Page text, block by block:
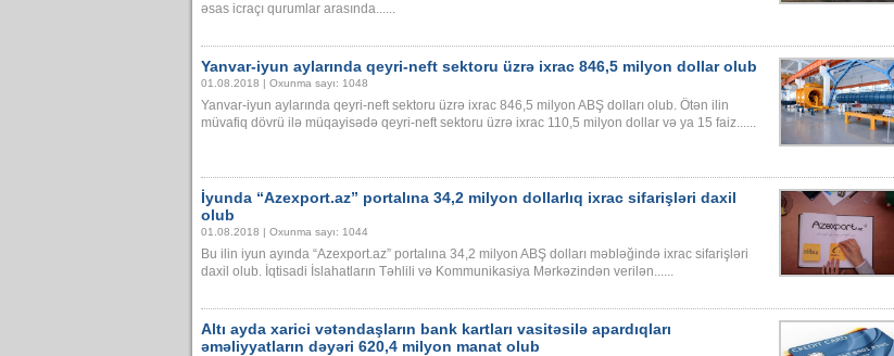
əsas icraçı qurumlar arasında......
Yanvar-iyun aylarında qeyri-neft sektoru üzrə ixrac 846,5 milyon dollar olub
01.08.2018 | Oxunma sayı: 1048
Yanvar-iyun aylarında qeyri-neft sektoru üzrə ixrac 846,5 milyon ABŞ dolları olub. Ötən ilin
müvafiq dövrü ilə müqayisədə qeyri-neft sektoru üzrə ixrac 110,5 milyon dollar və ya 15 faiz......
İyunda “Azexport.az” portalına 34,2 milyon dollarlıq ixrac sifarişləri daxil
olub
01.08.2018 | Oxunma sayı: 1044
Bu ilin iyun ayında “Azexport.az” portalına 34,2 milyon ABŞ dolları məbləğində ixrac sifarişləri
daxil olub. İqtisadi İslahatların Təhlili və Kommunikasiya Mərkəzindən verilən......
Altı ayda xarici vətəndaşların bank kartları vasitəsilə apardıqları
əməliyyatların dəyəri 620,4 milyon manat olub